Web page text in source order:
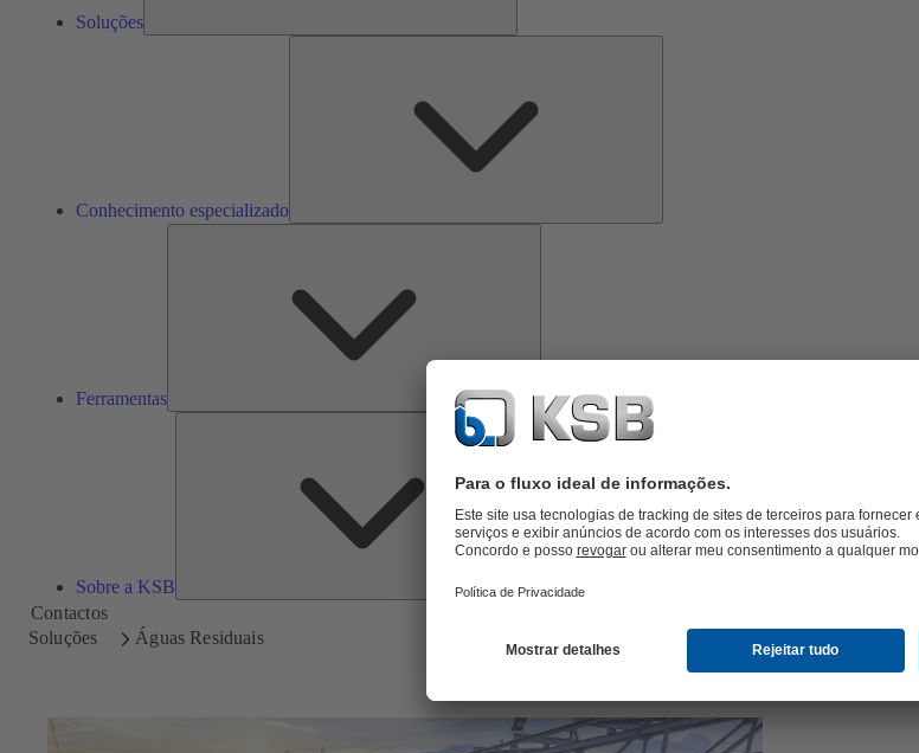
Soluções
Conhecimento especializado
Ferramentas
Sobre a KSB
Sobre
a
Contactos
Soluções
Águas Residuais